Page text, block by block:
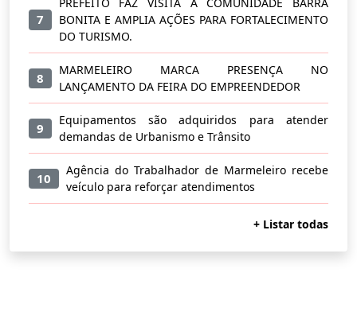
7
PREFEITO FAZ VISITA A COMUNIDADE BARRA
BONITA E AMPLIA AÇÕES PARA FORTALECIMENTO
DO TURISMO.
8
MARMELEIRO MARCA PRESENÇA NO
LANÇAMENTO DA FEIRA DO EMPREENDEDOR
9
Equipamentos são adquiridos para atender
demandas de Urbanismo e Trânsito
10
Agência do Trabalhador de Marmeleiro recebe
veículo para reforçar atendimentos
+ Listar todas